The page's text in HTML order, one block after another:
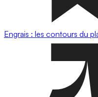
Engrais : les contours du